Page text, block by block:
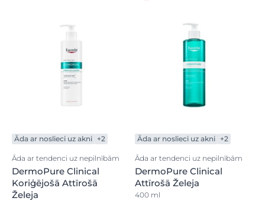
Āda ar noslieci uz akni +2
Āda ar tendenci uz nepilnībām
DermoPure Clinical
Koriģējošā Attīrošā
Želeja
Āda ar noslieci uz akni +2
Āda ar tendenci uz nepilnībām
DermoPure Clinical
Attīrošā Želeja
400 ml